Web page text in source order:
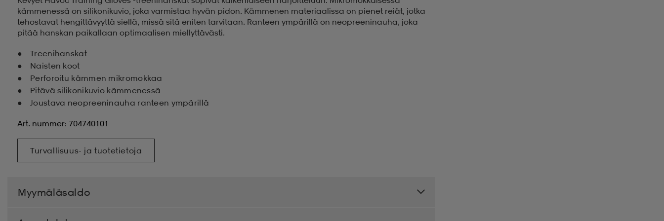
kämmenessä on silikonikuvio, joka varmistaa hyvän pidon. Kämmenen materiaalissa on pienet reiät, jotka
tehostavat hengittävyyttä siellä, missä sitä eniten tarvitaan. Ranteen ympärillä on neopreeninauha, joka
pitää hanskan paikallaan optimaalisen miellyttävästi.
Treenihanskat
Naisten koot
Perforoitu kämmen mikromokkaa
Pitävä silikonikuvio kämmenessä
Joustava neopreeninauha ranteen ympärillä
Art. nummer: 704740101
Turvallisuus- ja tuotetietoja
Myymäläsaldo